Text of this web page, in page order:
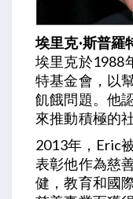
埃里克·斯普羅
埃里克於1988
特基金會，以
飢餓問題。他
來推動積極的
2013年，Eric
表彰他作為慈
健，教育和國